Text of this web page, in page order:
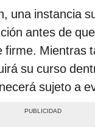
una instancia
antes de
firme. Mientras
su curso
sujeto a